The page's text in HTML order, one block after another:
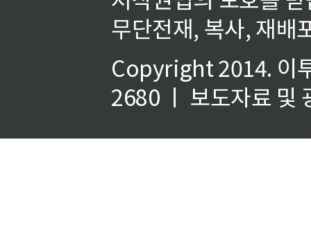
무단전재, 복사, 재배
Copyright 2014. 이
2680 ㅣ 보도자료